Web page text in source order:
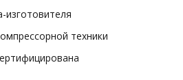
изготовителя
техники